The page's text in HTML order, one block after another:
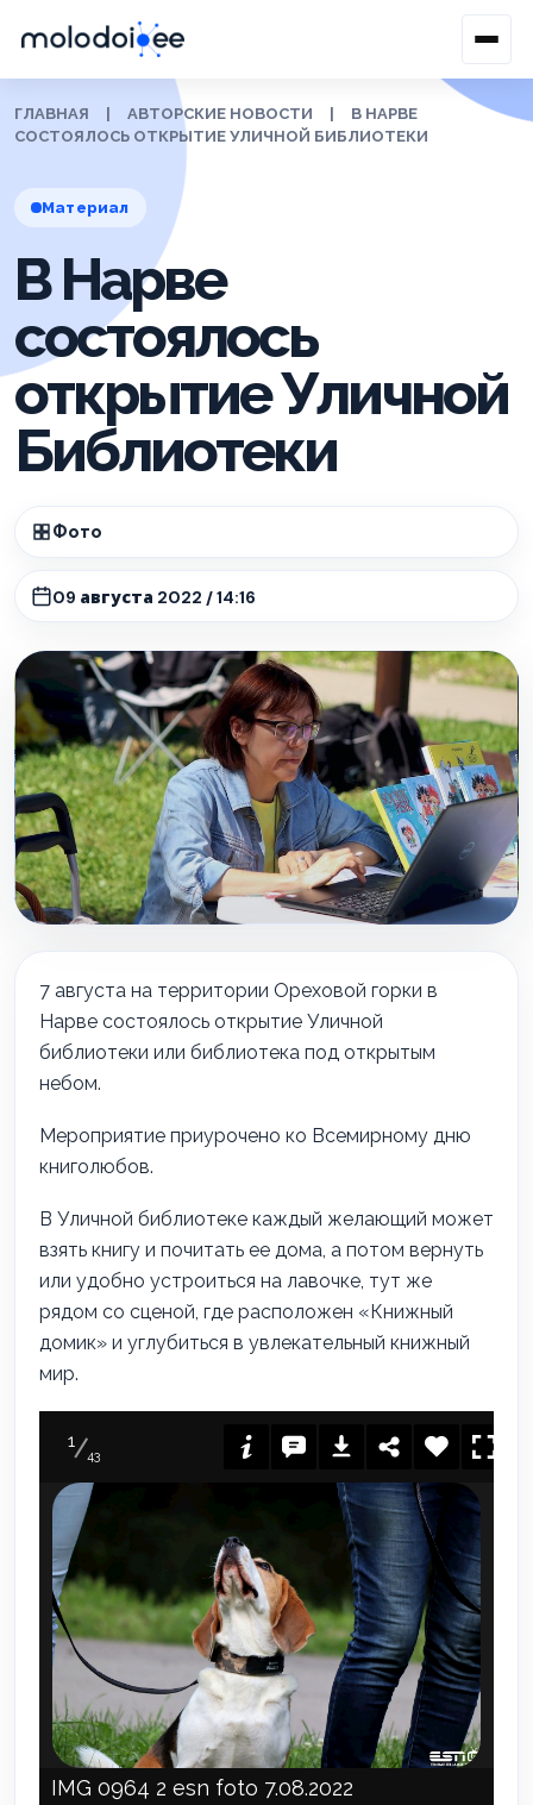
ГЛАВНАЯ АВТОРСКИЕ НОВОСТИ
В НАРВЕ
СОСТОЯЛОСЬ ОТКРЫТИЕ УЛИЧНОЙ БИБЛИОТЕКИ
Материал
В Нарве
состоялось
открытие Уличной
Библиотеки
Фото
09 августа 2022 / 14:16
7 августа на территории Ореховой горки в
Нарве состоялось открытие Уличной
библиотеки или библиотека под открытым
небом.
Мероприятие приурочено ко Всемирному дню
книголюбов.
В Уличной библиотеке каждый желающий может
взять книгу и почитать ее дома, а потом вернуть
или удобно устроиться на лавочке, тут же
рядом со сценой, где расположен «Книжный
домик» и углубиться в увлекательный книжный
мир.
1
43
IMG 0964 2 esn foto 7.08.2022